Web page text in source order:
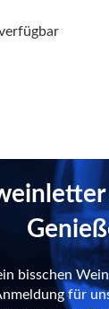
bisschen
für